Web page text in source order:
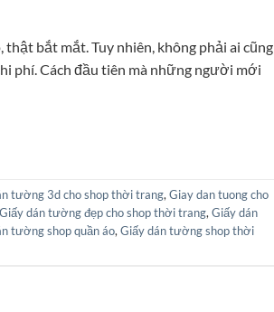
bắt mắt. Tuy nhiên, không phải ai cũng
phí. Cách đầu tiên mà những người mới
tường 3d cho shop thời trang, Giay dan tuong cho
Giấy dán tường đẹp cho shop thời trang, Giấy dán
tường shop quần áo, Giấy dán tường shop thời